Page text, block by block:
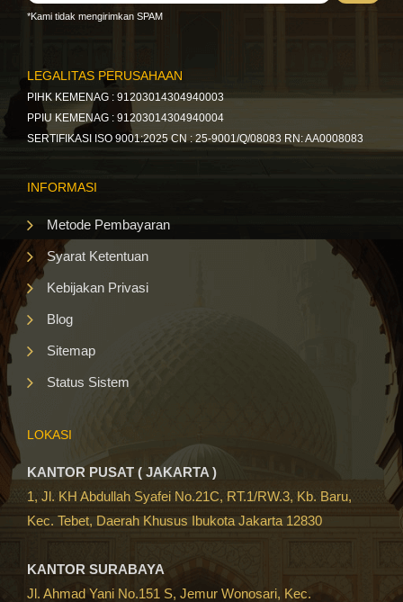
*Kami tidak mengirimkan SPAM
LEGALITAS PERUSAHAAN
PIHK KEMENAG : 91203014304940003
PPIU KEMENAG : 91203014304940004
SERTIFIKASI ISO 9001:2025 CN : 25-9001/Q/08083 RN: AA0008083
INFORMASI
Metode Pembayaran
Syarat Ketentuan
Kebijakan Privasi
Blog
Sitemap
Status Sistem
LOKASI
KANTOR PUSAT ( JAKARTA )
1, Jl. KH Abdullah Syafei No.21C, RT.1/RW.3, Kb. Baru,
Kec. Tebet, Daerah Khusus Ibukota Jakarta 12830
KANTOR SURABAYA
Jl. Ahmad Yani No.151 S, Jemur Wonosari, Kec.